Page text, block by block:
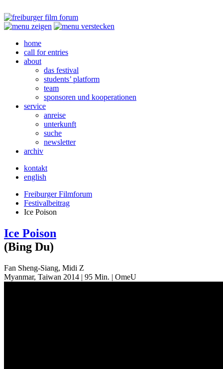
home
call for entries
about
das festival
students’ platform
team
sponsoren und kooperationen
service
anreise
unterkunft
suche
newsletter
archiv
kontakt
english
Freiburger Filmforum
Festivalbeitrag
Ice Poison
Ice Poison
(Bing Du)
Fan Sheng-Siang, Midi Z
Myanmar, Taiwan 2014 | 95 Min. | OmeU